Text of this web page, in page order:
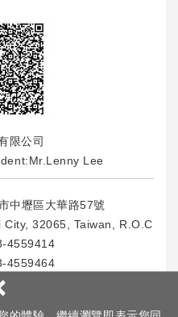
限公司
Lee
中壢區大華路57號
32065, Taiwan, R.O.C
4559414
4559464